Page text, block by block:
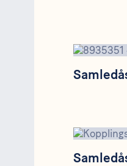
Samledåse
Samledåse